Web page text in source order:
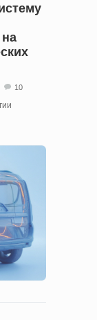
10